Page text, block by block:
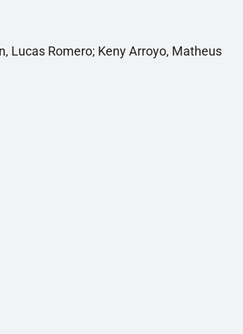
Lucas Romero; Keny Arroyo, Matheus